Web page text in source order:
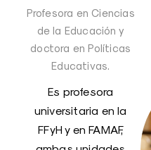
Profesora en Ciencias
de la Educación y
doctora en Políticas
Educativas.
Es profesora
universitaria en la
FFyH y en FAMAF,